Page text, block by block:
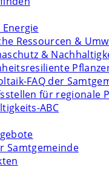
Ressourcen &
&
FAQ der
für regionale
ABC
Samtgemeinde